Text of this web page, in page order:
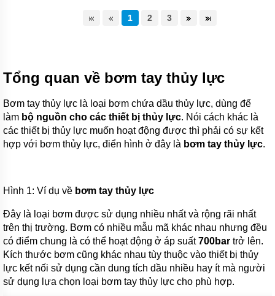
1 2 3
Tổng quan về bơm tay thủy lực
Bơm tay thủy lực là loại bơm chứa dầu thủy lực, dùng để
làm bộ nguồn cho các thiết bị thủy lực. Nói cách khác là
các thiết bị thủy lực muốn hoạt động được thì phải có sự kết
hợp với bơm thủy lực, điển hình ở đây là bơm tay thủy lực.
Hình 1: Ví dụ về bơm tay thủy lực
Đây là loại bơm được sử dụng nhiều nhất và rộng rãi nhất
trên thị trường. Bơm có nhiều mẫu mã khác nhau nhưng đều
có điểm chung là có thể hoạt động ở áp suất700bar trở lên.
Kích thước bơm cũng khác nhau tùy thuộc vào thiết bị thủy
lực kết nối sử dụng cần dung tích dầu nhiều hay ít mà người
sử dụng lựa chọn loại bơm tay thủy lực cho phù hợp.